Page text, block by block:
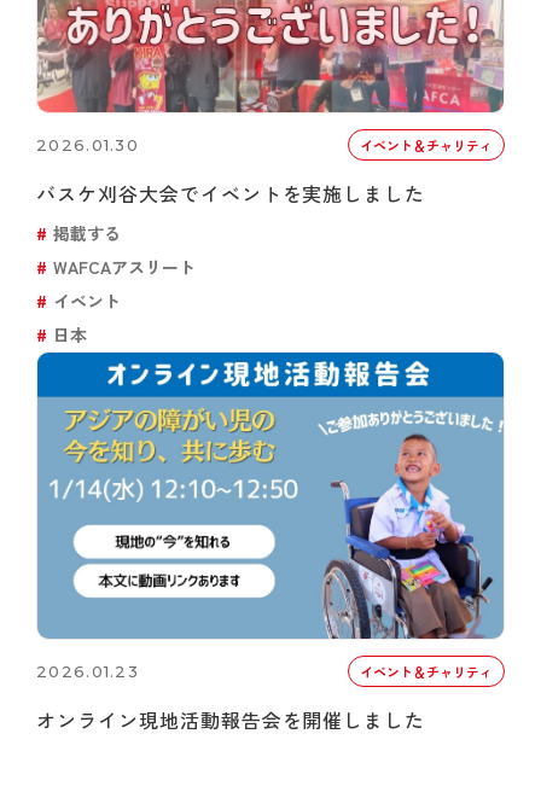
2026.01.30 イベント＆チャリティ
バスケ刈谷大会でイベントを実施しました
掲載する
WAFCAアスリート
イベント
日本
2026.01.23 イベント＆チャリティ
オンライン現地活動報告会を開催しました